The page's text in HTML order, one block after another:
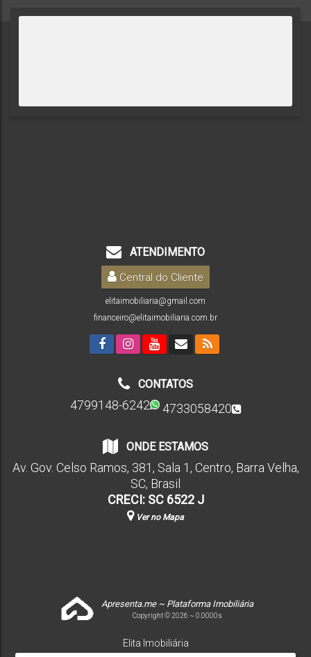
ATENDIMENTO
Central do Cliente
elitaimobiliaria@gmail.com
financeiro@elitaimobiliaria.com.br
CONTATOS
4799148-6242 4733058420
ONDE ESTAMOS
Av. Gov. Celso Ramos, 381 , Sala 1 , Centro, Barra Velha,
SC, Brasil
CRECI: SC 6522 J
Ver no Mapa
Apresenta.me ~ Plataforma Imobiliária
Copyright © 2026 ~ 0.0000s
Elita Imobiliária